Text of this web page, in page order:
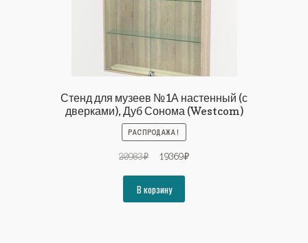
Стенд для музеев №1А настенный (с
дверками), Дуб Сонома (Westcom)
РАСПРОДАЖА!
20983₽
Первоначальная
составляла
20983₽.
19369₽Текущая
В корзину